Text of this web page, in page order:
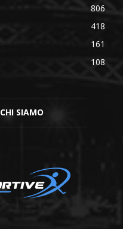
806
418
161
108
CHI SIAMO